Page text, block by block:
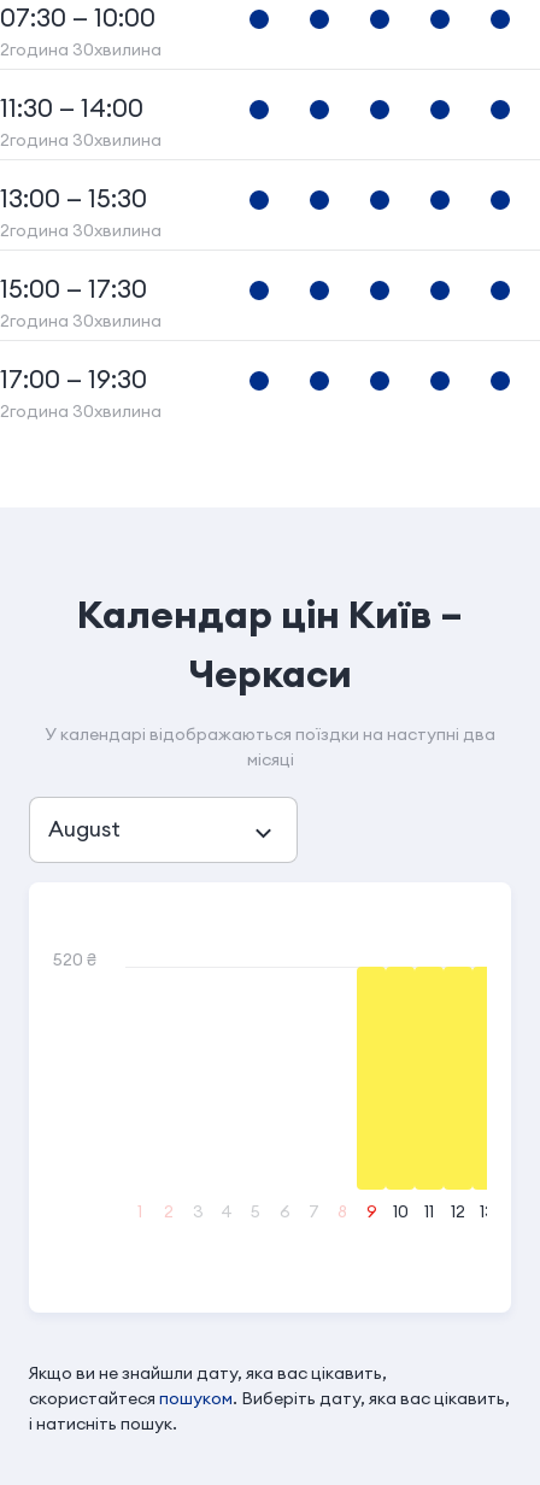
07:30 — 10:00
2година 30хвилина
11:30 — 14:00
2година 30хвилина
13:00 — 15:30
2година 30хвилина
15:00 — 17:30
2година 30хвилина
17:00 — 19:30
2година 30хвилина
Календар цін Київ –
Черкаси
У календарі відображаються поїздки на наступні два
місяці
August
520 ₴
1 2 3 4 5 6 7 8 9 10 11 12 13
Якщо ви не знайшли дату, яка вас цікавить,
скористайтеся пошуком. Виберіть дату, яка вас цікавить,
і натисніть пошук.